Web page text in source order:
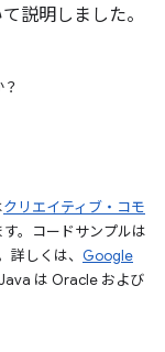
説明しました。
クリエイティブ・コモ
。コードサンプルは
詳しくは、 Google
は Oracle および